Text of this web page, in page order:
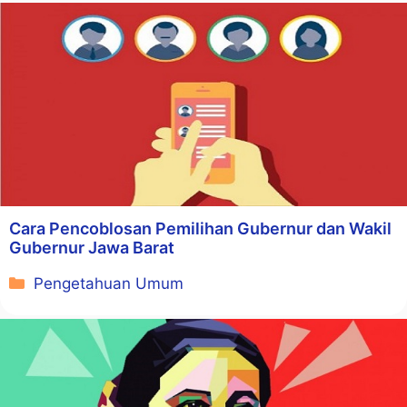
Cara Pencoblosan Pemilihan Gubernur dan Wakil
Gubernur Jawa Barat
Kategori
Pengetahuan Umum